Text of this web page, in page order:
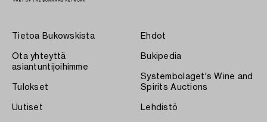
Tietoa Bukowskista
Ota yhteyttä
asiantuntijoihimme
Tulokset
Uutiset
Ehdot
Bukipedia
Systembolaget's Wine and
Spirits Auctions
Lehdistö